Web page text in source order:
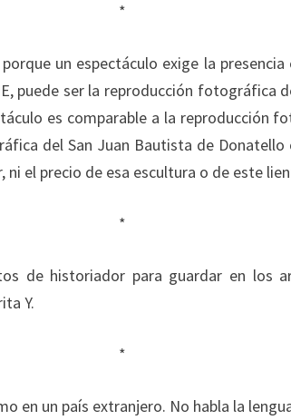
*
un espectáculo exige la presencia
puede ser la reproducción fotográfica
es comparable a la reproducción
del San Juan Bautista de
el precio de esa escultura o de este
*
de historiador para guardar en los
Y.
*
en un país extranjero. No habla la